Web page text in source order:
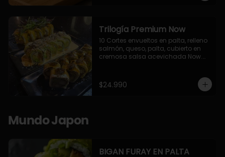
Trilogía Premium Now
10 Cortes envueltos en palta, relleno
salmón, queso, palta, cubierto en
cremosa salsa acevichada Now.
palta, cubierto con topping de
chimichurri de la casa flambeado.
$24.990
Mundo Japon
BIGAN FURAY EN PALTA